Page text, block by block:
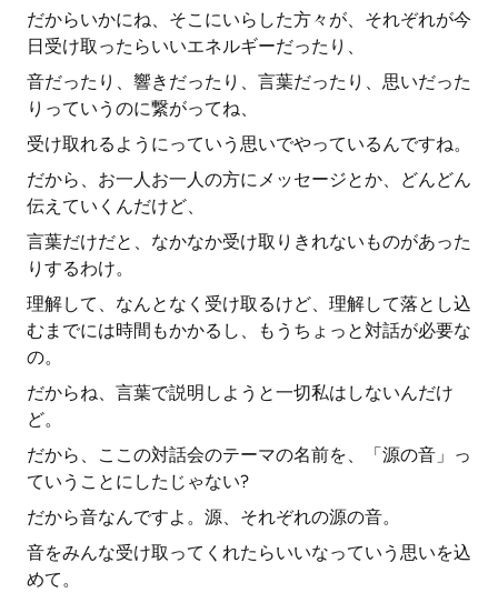
だからいかにね、そこにいらした方々が、それぞれが今
日受け取ったらいいエネルギーだったり、
音だったり、響きだったり、言葉だったり、思いだった
りっていうのに繋がってね、
受け取れるようにっていう思いでやっているんですね。
だから、お一人お一人の方にメッセージとか、どんどん
伝えていくんだけど、
言葉だけだと、なかなか受け取りきれないものがあった
りするわけ。
理解して、なんとなく受け取るけど、理解して落とし込
むまでには時間もかかるし、もうちょっと対話が必要な
の。
だからね、言葉で説明しようと一切私はしないんだけ
ど。
だから、ここの対話会のテーマの名前を、「源の音」っ
ていうことにしたじゃない?
だから音なんですよ。源、それぞれの源の音。
音をみんな受け取ってくれたらいいなっていう思いを込
めて。